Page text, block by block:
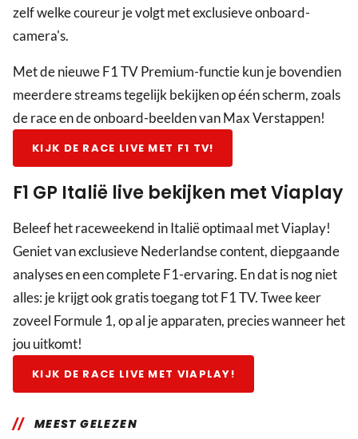
zelf welke coureur je volgt met exclusieve onboard-
camera's.
Met de nieuwe F1 TV Premium-functie kun je bovendien
meerdere streams tegelijk bekijken op één scherm, zoals
de race en de onboard-beelden van Max Verstappen!
KIJK DE RACE LIVE MET F1 TV!
F1 GP Italië live bekijken met Viaplay
Beleef het raceweekend in Italië optimaal met Viaplay!
Geniet van exclusieve Nederlandse content, diepgaande
analyses en een complete F1-ervaring. En dat is nog niet
alles: je krijgt ook gratis toegang tot F1 TV. Twee keer
zoveel Formule 1, op al je apparaten, precies wanneer het
jou uitkomt!
KIJK DE RACE LIVE MET VIAPLAY!
MEEST GELEZEN